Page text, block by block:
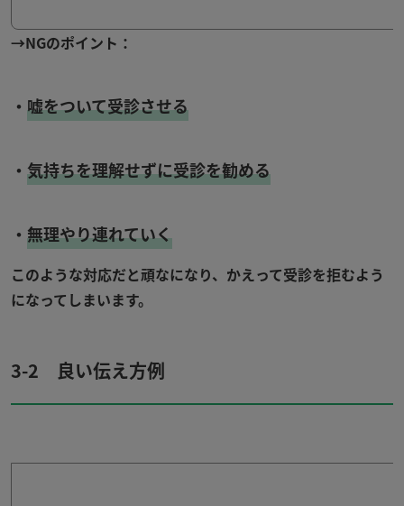
→NGのポイント：
・ 嘘をついて受診させる
・ 気持ちを理解せずに受診を勧める
・ 無理やり連れていく
このような対応だと頑なになり、かえって受診を拒むよう
になってしまいます。
3-2 良い伝え方例